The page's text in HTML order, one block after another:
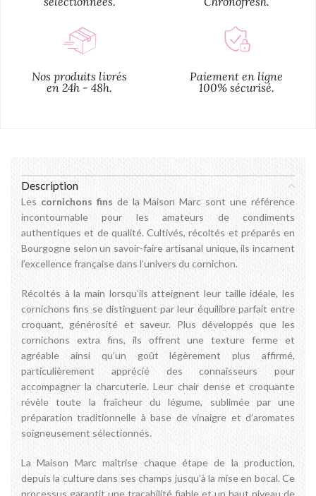
Nos produits livrés
en 24h - 48h.
Paiement en ligne
100% sécurisé.
Description
Les cornichons fins de la Maison Marc sont une référence
incontournable pour les amateurs de condiments
authentiques et de qualité. Cultivés, récoltés et préparés en
Bourgogne selon un savoir-faire artisanal unique, ils incarnent
l’excellence française dans l’univers du cornichon.
Récoltés à la main lorsqu’ils atteignent leur taille idéale, les
cornichons fins se distinguent par leur équilibre parfait entre
croquant, générosité et saveur. Plus développés que les
cornichons extra fins, ils offrent une texture ferme et
agréable ainsi qu’un goût légèrement plus affirmé,
particulièrement apprécié des connaisseurs pour
accompagner la charcuterie. Leur chair dense et croquante
révèle toute la fraîcheur du légume, sublimée par une
préparation traditionnelle à base de vinaigre et d’aromates
soigneusement sélectionnés.
La Maison Marc maîtrise chaque étape de la production,
depuis la culture dans ses champs jusqu’à la mise en bocal. Ce